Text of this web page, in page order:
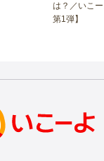
は？／いこ
第1弾】